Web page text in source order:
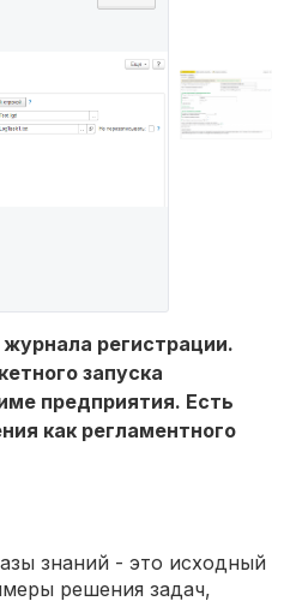
регистрации.
запуска
предприятия. Есть
как регламентного
знаний - это исходный
решения задач,